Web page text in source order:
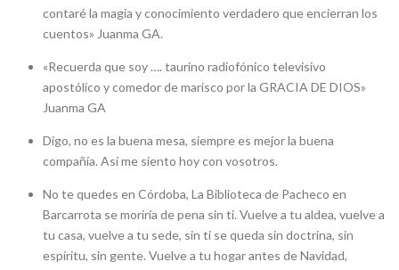
contaré la magia y conocimiento verdadero que encierran los
cuentos» Juanma GA.
«Recuerda que soy …. taurino radiofónico televisivo
apostólico y comedor de marisco por la GRACIA DE DIOS»
Juanma GA
Digo, no es la buena mesa, siempre es mejor la buena
compañía. Así me siento hoy con vosotros.
No te quedes en Córdoba, La Biblioteca de Pacheco en
Barcarrota se moriría de pena sin ti. Vuelve a tu aldea, vuelve a
tu casa, vuelve a tu sede, sin ti se queda sin doctrina, sin
espíritu, sin gente. Vuelve a tu hogar antes de Navidad,